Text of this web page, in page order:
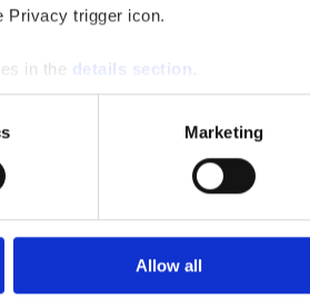
Privacy trigger icon.
in the details section
to analyse our traffic. We also share
partners who may combine it with
of their services.
Marketing
Allow all